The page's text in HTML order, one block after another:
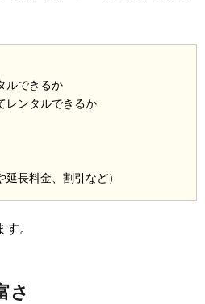
ルできるか
レンタルできるか
延長料金、割引など）
。
さ